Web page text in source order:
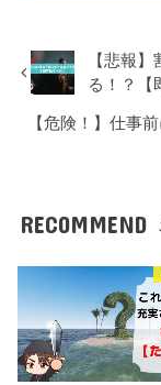
【悲報
る！？【
【危険！】仕事
RECOMMEND